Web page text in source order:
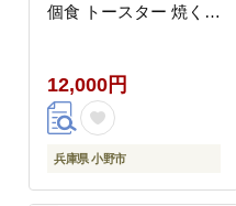
個食 トースター 焼くだ
やつ チーズ トマトソー
ス ベーコン フランス
パン ピザ 石窯工房 日
本ハム
12,000円
兵庫県 小野市